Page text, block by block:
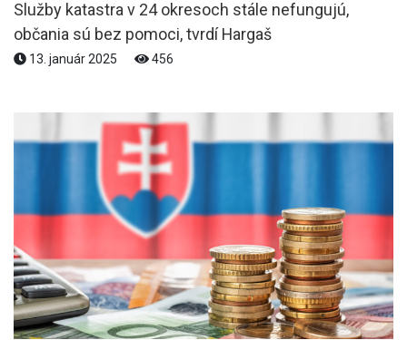
Služby katastra v 24 okresoch stále nefungujú,
občania sú bez pomoci, tvrdí Hargaš
13. január 2025 456